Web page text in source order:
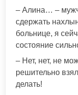
– Алина… –
сдержать
больнице, я
состояние
– Нет, нет, не
решительно
делать!